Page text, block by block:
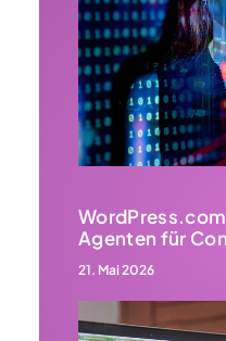
Agenten für
21. Mai 2026